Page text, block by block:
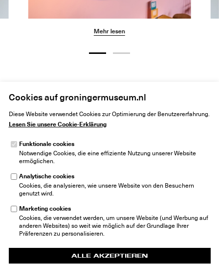
Cookies auf groningermuseum.nl
Diese Website verwendet Cookies zur Optimierung der Benutzererfahrung.
Lesen Sie unsere Cookie-Erklärung
Funktionale cookies
Notwendige Cookies, die eine effiziente Nutzung unserer Website
ermöglichen.
Analytische cookies
Cookies, die analysieren, wie unsere Website von den Besuchern
genutzt wird.
Marketing cookies
Cookies, die verwendet werden, um unsere Website (und Werbung auf
anderen Websites) so weit wie möglich auf der Grundlage Ihrer
Präferenzen zu personalisieren.
ALLE AKZEPTIEREN
Mehr lesen
Groninger Museum
Museumeiland 1
info@groningermuseum.nl
Tel: +31 50 3 666 555